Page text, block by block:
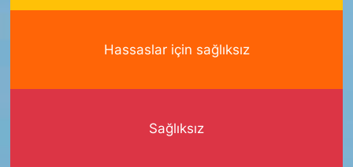
Hassaslar için sağlıksız
Sağlıksız